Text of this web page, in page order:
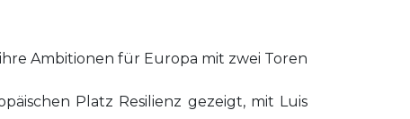
Ambitionen für Europa mit zwei Toren
Platz Resilienz gezeigt, mit Luis